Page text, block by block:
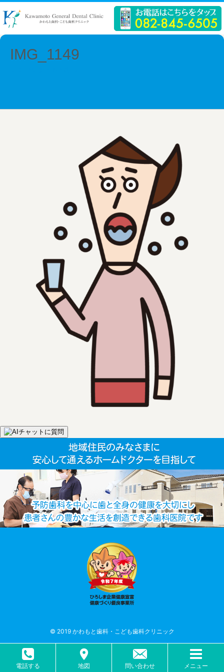
電話する 地図 問い合わせ メニュー
IMG_1149
© 2019 かわもと歯科・こども歯科クリニック